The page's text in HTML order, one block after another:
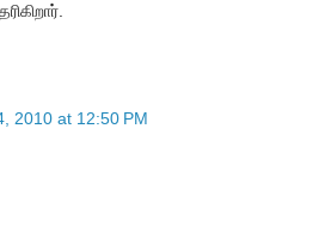
2010 at 12:50 PM